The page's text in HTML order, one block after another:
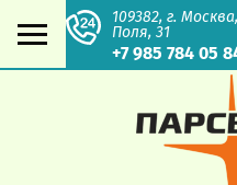
109382, г.
Поля, 31
+7 985 784 05